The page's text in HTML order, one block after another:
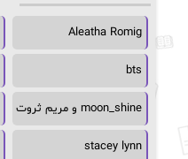
Aleatha Romig
bts
moon_shine و مریم ثروت
stacey lynn